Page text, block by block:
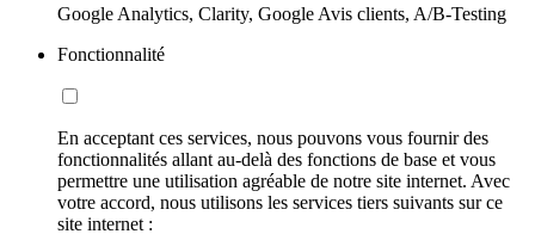
Google Analytics, Clarity, Google Avis clients, A/B-Testing
Fonctionnalité
En acceptant ces services, nous pouvons vous fournir des
fonctionnalités allant au-delà des fonctions de base et vous
permettre une utilisation agréable de notre site internet. Avec
votre accord, nous utilisons les services tiers suivants sur ce
site internet :